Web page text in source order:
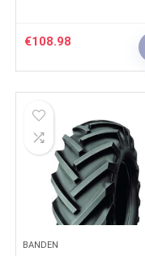
€108.98
BANDEN